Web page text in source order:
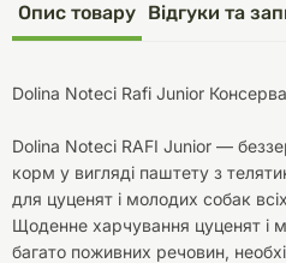
Опис товару Відгуки та
Dolina Noteci Rafi Junior
Dolina Noteci RAFI Junior —
корм у вигляді паштету з
для цуценят і молодих собак
Щоденне харчування цуценят і
багато поживних речовин,